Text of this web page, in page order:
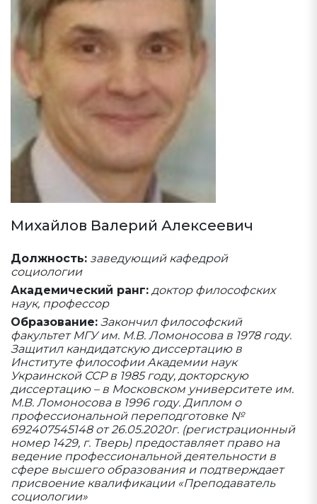
Михайлов Валерий Алексеевич
Должность: заведующий кафедрой
социологии
Академический ранг: доктор философских
наук, профессор
Образование: Закончил философский
факультет МГУ им. М.В. Ломоносова в 1978 году.
Защитил кандидатскую диссертацию в
Институте философии Академии наук
Украинской ССР в 1985 году, докторскую
диссертацию – в Московском университете им.
М.В. Ломоносова в 1996 году. Диплом о
профессиональной переподготовке №
692407545148 от 26.05.2020г. (регистрационный
номер 1429, г. Тверь) предоставляет право на
ведение профессиональной деятельности в
сфере высшего образования и подтверждает
присвоение квалификации «Преподаватель
социологии»